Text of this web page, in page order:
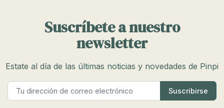
Suscríbete a nuestro
newsletter
Estate al día de las últimas noticias y novedades de Pinpi